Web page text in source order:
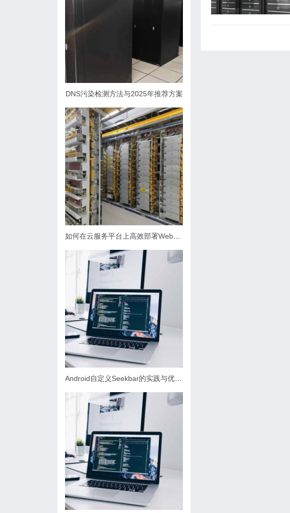
DNS污染检测方法与2025年推荐方案
如何在云服务平台上高效部署Web应用？
Android自定义Seekbar的实践与优化，你了解多少？